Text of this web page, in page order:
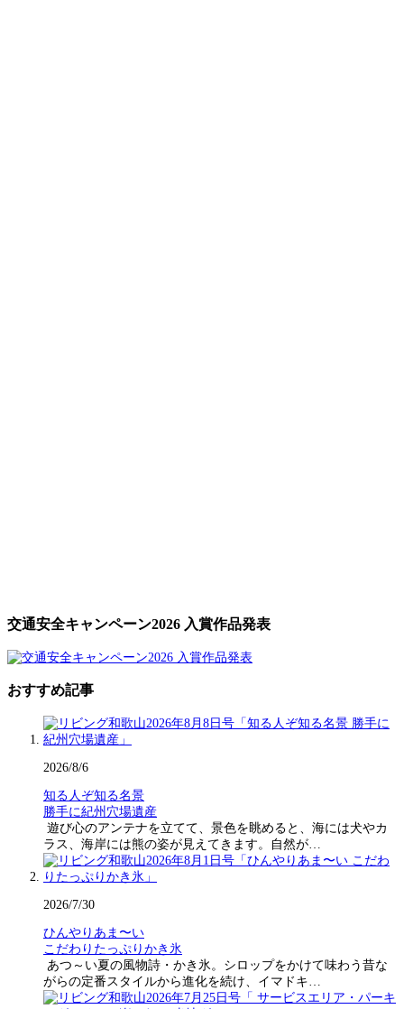
交通安全キャンペーン2026 入賞作品発表
おすすめ記事
2026/8/6
知る人ぞ知る名景
勝手に紀州穴場遺産
遊び心のアンテナを立てて、景色を眺めると、海には犬やカ
ラス、海岸には熊の姿が見えてきます。自然が…
2026/7/30
ひんやりあま〜い
こだわりたっぷりかき氷
あつ～い夏の風物詩・かき氷。シロップをかけて味わう昔な
がらの定番スタイルから進化を続け、イマドキ…